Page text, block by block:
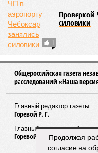
1
Проверкой
силовики
Общероссийская газета
расследований «Наша
Главный редактор газеты:
Горевой Р. Г.
Главный редактор сайта:
Горевой Р. Г.Продолжая
согласие на